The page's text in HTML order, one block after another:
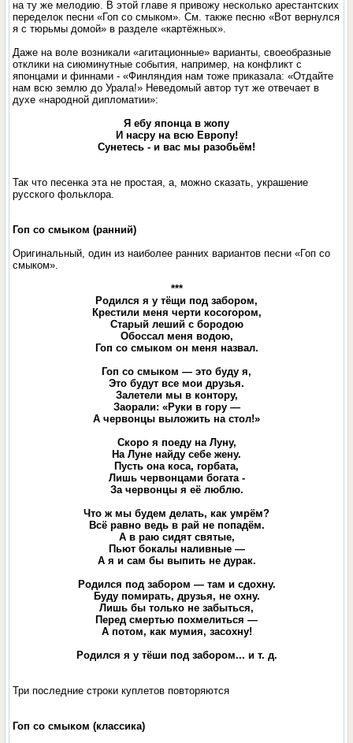
на ту же мелодию. В этой главе я привожу несколько арестантских
переделок песни «Гоп со смыком». См. также песню «Вот вернулся
я с тюрьмы домой» в разделе «картёжных».
Даже на воле возникали «агитационные» варианты, своеобразные
отклики на сиюминутные события, например, на конфликт с
японцами и финнами - «Финляндия нам тоже приказала: «Отдайте
нам всю землю до Урала!» Неведомый автор тут же отвечает в
духе «народной дипломатии»:
Я ебу японца в жопу
И насру на всю Европу!
Сунетесь - и вас мы разобьём!
Так что песенка эта не простая, а, можно сказать, украшение
русского фольклора.
Гоп со смыком (ранний)
Оригинальный, один из наиболее ранних вариантов песни «Гоп со
смыком».
***
Родился я у тёщи под забором,
Крестили меня черти косогором,
Старый леший с бородою
Обоссал меня водою,
Гоп со смыком он меня назвал.
Гоп со смыком — это буду я,
Это будут все мои друзья.
Залетели мы в контору,
Заорали: «Руки в гору —
А червонцы выложить на стол!»
Скоро я поеду на Луну,
На Луне найду себе жену.
Пусть она коса, горбата,
Лишь червонцами богата -
За червонцы я её люблю.
Что ж мы будем делать, как умрём?
Всё равно ведь в рай не попадём.
А в раю сидят святые,
Пьют бокалы наливные —
А я и сам бы выпить не дурак.
Родился под забором — там и сдохну.
Буду помирать, друзья, не охну.
Лишь бы только не забыться,
Перед смертью похмелиться —
А потом, как мумия, засохну!
Родился я у тёши под забором... и т. д.
Три последние строки куплетов повторяются
Гоп со смыком (классика)